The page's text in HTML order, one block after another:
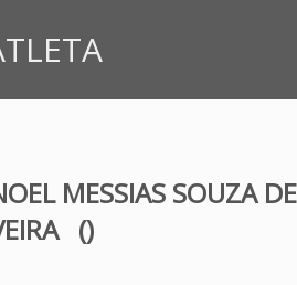
MESSIAS SOUZA DE
()